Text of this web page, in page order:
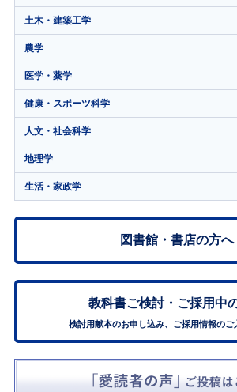
土木・建築工学
農学
医学・薬学
健康・スポーツ科学
人文・社会科学
地理学
生活・家政学
図書館・書店の方へ
教科書ご検討・ ご採用中
検討用献本のお申し込み、ご採用情報のご